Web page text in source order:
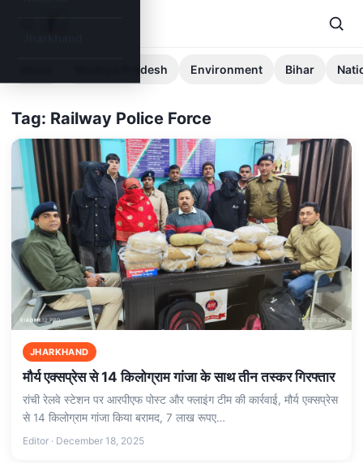
Madhya Pradesh Environment Bihar
Tag: Railway Police Force
JHARKHAND
मौर्य एक्सप्रेस से 14 किलोग्राम गांजा के साथ तीन तस्कर गिरफ्तार
रांची रेलवे स्टेशन पर आरपीएफ पोस्ट और फ्लाइंग टीम की कार्रवाई, मौर्य एक्सप्रेस
से 14 किलोग्राम गांजा किया बरामद, 7 लाख रूपए…
Editor · December 18, 2025